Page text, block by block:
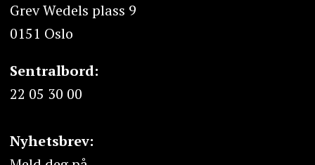
Grev Wedels plass 9
0151 Oslo
Sentralbord:
22 05 30 00
Nyhetsbrev: